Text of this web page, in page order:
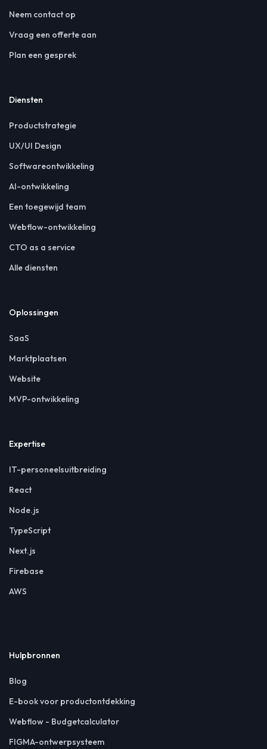
Neem contact op
Vraag een offerte aan
Plan een gesprek
Diensten
Productstrategie
UX/UI Design
Softwareontwikkeling
AI-ontwikkeling
Een toegewijd team
Webflow-ontwikkeling
CTO as a service
Alle diensten
Oplossingen
SaaS
Marktplaatsen
Website
MVP-ontwikkeling
Expertise
IT-personeelsuitbreiding
React
Node.js
TypeScript
Next.js
Firebase
AWS
Hulpbronnen
Blog
E-book voor productontdekking
Webflow - Budgetcalculator
FIGMA-ontwerpsysteem